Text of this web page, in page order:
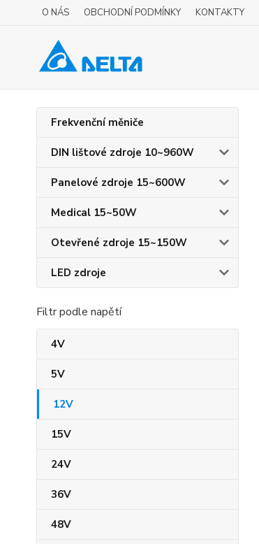
O NÁS OBCHODNÍ PODMÍNKY KONTAKTY
Frekvenční měniče
DIN lištové zdroje 10~960W
Panelové zdroje 15~600W
Medical 15~50W
Otevřené zdroje 15~150W
LED zdroje
Filtr podle napětí
4V
5V
12V
15V
24V
36V
48V